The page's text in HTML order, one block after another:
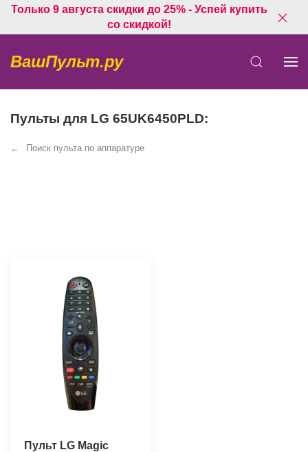
Только 9 августа скидки до 25% - Успей купить
со скидкой!
ВашПульт.ру
Пульты для LG 65UK6450PLD:
Поиск пульта по аппаратуре
Пульт LG Magic